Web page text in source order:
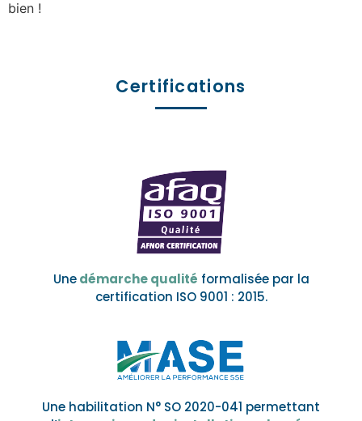
bien !
Certifications
Unedémarche qualité formalisée par la
certification ISO 9001 : 2015.
Une habilitation N° SO 2020-041 permettant